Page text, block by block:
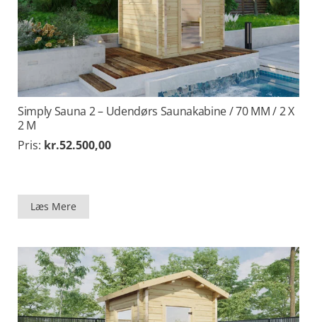
Simply Sauna 2 – Udendørs Saunakabine / 70 MM / 2 X
2 M
Pris: kr.52.500,00
Læs Mere